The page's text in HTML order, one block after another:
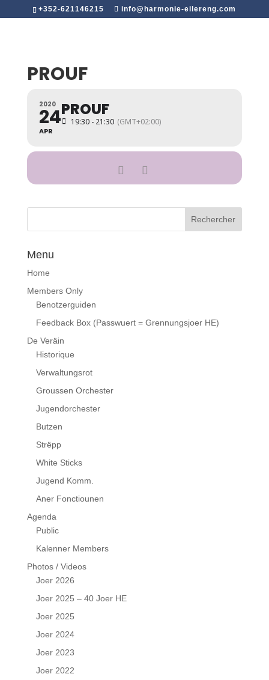
+352-621146215 info@harmonie-eilereng.com
PROUF
2020
24
APR
PROUF
19:30 - 21:30 (GMT+02:00)
Menu
Home
Members Only
Benotzerguiden
Feedback Box (Passwuert = Grennungsjoer HE)
De Veräin
Historique
Verwaltungsrot
Groussen Orchester
Jugendorchester
Butzen
Strëpp
White Sticks
Jugend Komm.
Aner Fonctiounen
Agenda
Public
Kalenner Members
Photos / Videos
Joer 2026
Joer 2025 – 40 Joer HE
Joer 2025
Joer 2024
Joer 2023
Joer 2022